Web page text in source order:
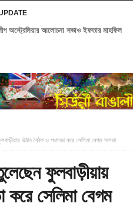
অস্ট্রেলিয়ার আলোচনা সভাও ইফতার মাহফিল
উঠান বৈঠক ও পথসভা করে সেলিমা বেগম সালমা
ফুলবাড়ীয়ায়
সেলিমা বেগম